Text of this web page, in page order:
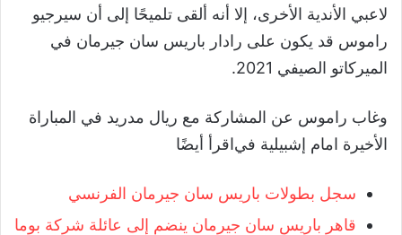
لاعبي الأندية الأخرى، إلا أنه ألقى تلميحًا إلى أن سيرجيو
راموس قد يكون على رادار باريس سان جيرمان في
الميركاتو الصيفي 2021.
وغاب راموس عن المشاركة مع ريال مدريد في المباراة
الأخيرة امام إشبيلية فياقرأ أيضًا
سجل بطولات باريس سان جيرمان الفرنسي
قاهر باريس سان جيرمان ينضم إلى عائلة شركة بوما